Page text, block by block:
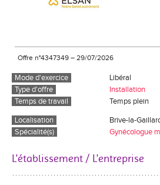
Offre n°4347349 – 29/07/2026
Mode d'exercice
Libéral
Type d'offre
Installation
Temps de travail
Temps plein
Localisation
Brive-la-
Spécialité(s)
Gynécologue
L'établissement / L'entreprise